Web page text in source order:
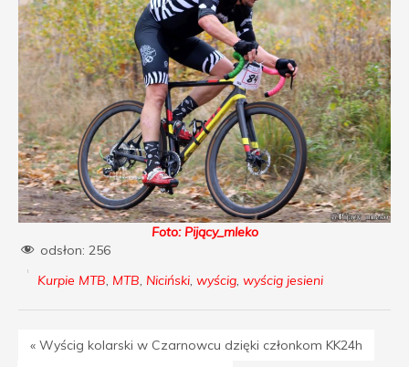
Foto: Pijący_mleko
odsłon: 256
Kurpie MTB, MTB, Niciński, wyścig, wyścig jesieni
« Wyścig kolarski w Czarnowcu dzięki członkom KK24h